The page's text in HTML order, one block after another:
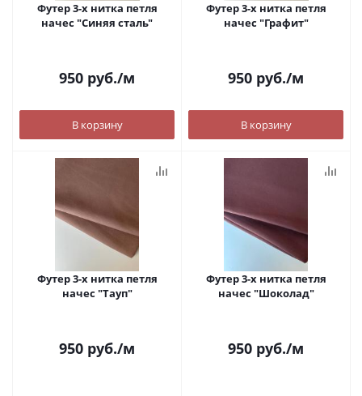
Футер 3-х нитка петля
начес "Синяя сталь"
950 руб./м
В корзину
Футер 3-х нитка петля
начес "Графит"
950 руб./м
В корзину
Футер 3-х нитка петля
начес "Тауп"
950 руб./м
Футер 3-х нитка петля
начес "Шоколад"
950 руб./м